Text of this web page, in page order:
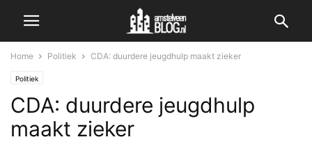
Home Politiek CDA: duurdere jeugdhulp maakt zieker
Politiek
CDA: duurdere jeugdhulp
maakt zieker